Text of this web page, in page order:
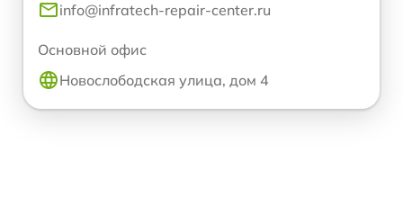
info@infratech-repair-center.ru
Основной офис
Новослободская улица, дом 4